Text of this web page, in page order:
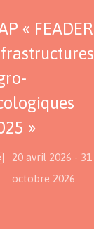
« FEADER
»
20 avril 2026 - 31
octobre 2026